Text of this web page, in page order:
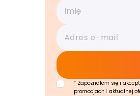
* Zapoznałem się i
promocjach i aktualnej